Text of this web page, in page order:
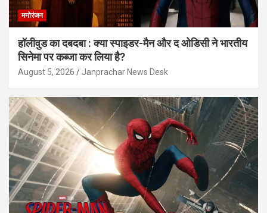
मनोरंजन
हॉलीवुड का दबदबा : क्या स्पाइडर-मैन और द ओडिसी ने भारतीय
सिनेमा पर कब्जा कर लिया है?
August 5, 2026 Janprachar News Desk